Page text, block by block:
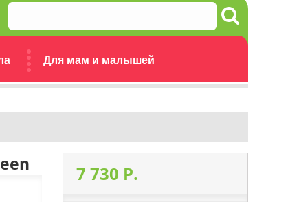
Для мам и малышей
7 730 P.